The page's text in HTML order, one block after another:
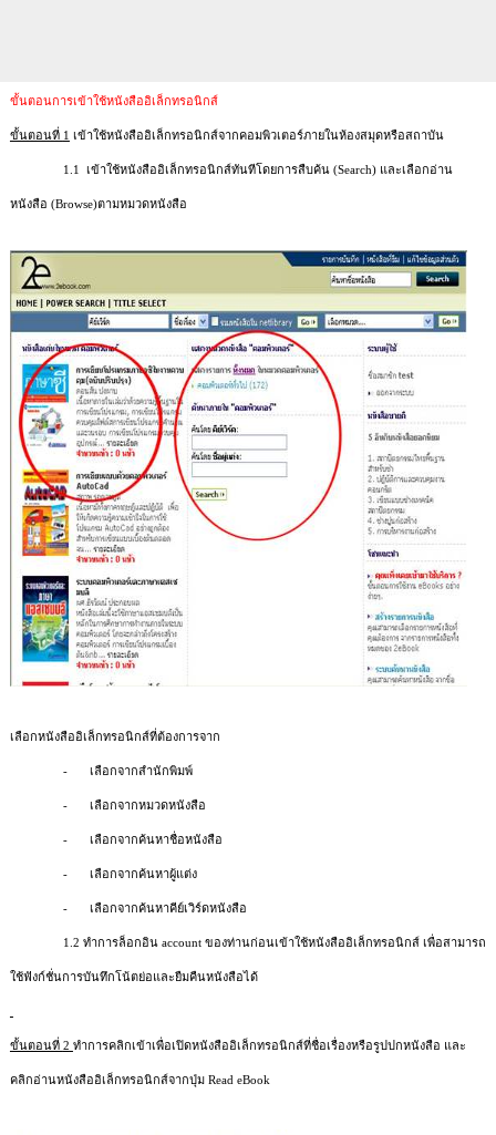
ขั้นตอนการเข้าใช้หนังสืออิเล็กทรอนิกส์
ขั้นตอนที่ 1 เข้าใช้หนังสืออิเล็กทรอนิกส์จากคอมพิวเตอร์ภายในห้องสมุดหรือสถาบัน
1.1 เข้าใช้หนังสืออิเล็กทรอนิกส์ทันทีโดยการสืบค้น (Search) และเลือกอ่าน
หนังสือ (Browse)ตามหมวดหนังสือ
เลือกหนังสืออิเล็กทรอนิกส์ที่ต้องการจาก
- เลือกจากสำนักพิมพ์
- เลือกจากหมวดหนังสือ
- เลือกจากค้นหาชื่อหนังสือ
- เลือกจากค้นหาผู้แต่ง
- เลือกจากค้นหาคีย์เวิร์ดหนังสือ
1.2 ทำการล็อกอิน account ของท่านก่อนเข้าใช้หนังสืออิเล็กทรอนิกส์ เพื่อสามารถ
ใช้ฟังก์ชั่นการบันทึกโน้ตย่อและยืมคืนหนังสือได้
ขั้นตอนที่ 2 ทำการคลิกเข้าเพื่อเปิดหนังสืออิเล็กทรอนิกส์ที่ชื่อเรื่องหรือรูปปกหนังสือ และ
คลิกอ่านหนังสืออิเล็กทรอนิกส์จากปุ่ม Read eBook